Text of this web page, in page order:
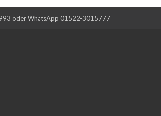
oder WhatsApp 01522-3015777